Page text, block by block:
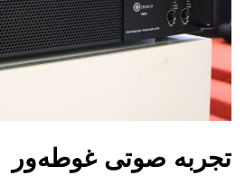
تجربه صوتی غوطه‌ور